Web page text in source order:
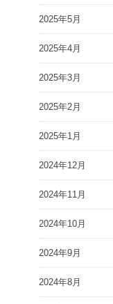
2025年5月
2025年4月
2025年3月
2025年2月
2025年1月
2024年12月
2024年11月
2024年10月
2024年9月
2024年8月